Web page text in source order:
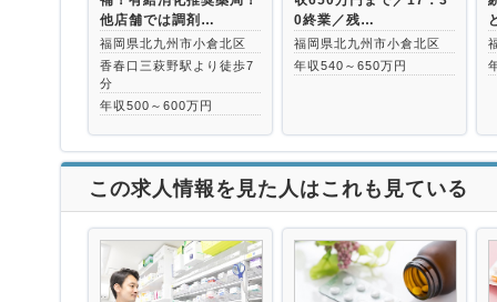
他店舗では調剤…
福岡県北九州市小倉北区
香春口三萩野駅より徒歩7
分
年収500～600万円
0終業／残…
福岡県北九州市小倉北区
年収540～650万円
この求人情報を見た人はこれも見ている